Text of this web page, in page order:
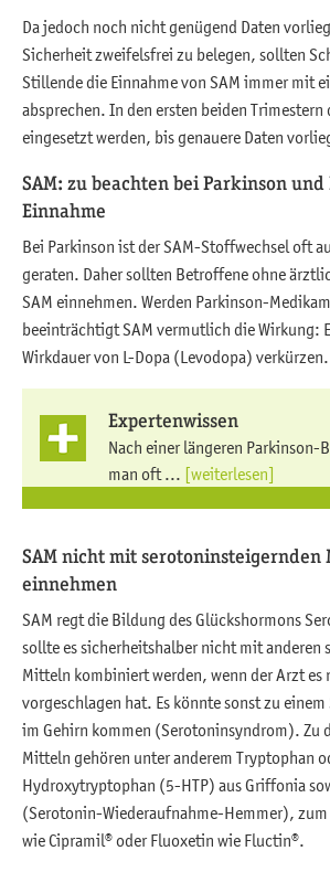
Da jedoch noch nicht genügend Daten
Sicherheit zweifelsfrei zu belegen, sollten
Stillende die Einnahme von SAM immer mit
absprechen. In den ersten beiden Trimestern
eingesetzt werden, bis genauere Daten
SAM: zu beachten bei Parkinson und
Einnahme
Bei Parkinson ist der SAM-Stoffwechsel oft
geraten. Daher sollten Betroffene ohne
SAM einnehmen. Werden Parkinson-
beeinträchtigt SAM vermutlich die Wirkung:
Wirkdauer von L-Dopa (Levodopa) verkürzen.
Expertenwissen
Nach einer längeren Parkinson-
man oft ... [weiterlesen]
SAM nicht mit serotoninsteigernden
einnehmen
SAM regt die Bildung des Glückshormons
sollte es sicherheitshalber nicht mit anderen
Mitteln kombiniert werden, wenn der Arzt es
vorgeschlagen hat. Es könnte sonst zu
im Gehirn kommen (Serotoninsyndrom). Zu
Mitteln gehören unter anderem Tryptophan
Hydroxytryptophan (5-HTP) aus Griffonia
(Serotonin-Wiederaufnahme-Hemmer),
wie Cipramil® oder Fluoxetin wie Fluctin®.